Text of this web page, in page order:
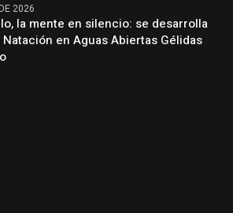
2026
la mente en silencio: se desarrolla
en Aguas Abiertas Gélidas